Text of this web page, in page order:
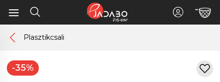
Plasztikcsali
-35%